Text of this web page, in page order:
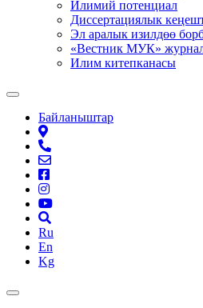
Илимий потенциал
Диссертациялык
Эл аралык изилдөө
«Вестник МУК»
Илим китепканасы
Байланыштар
Ru
En
Kg